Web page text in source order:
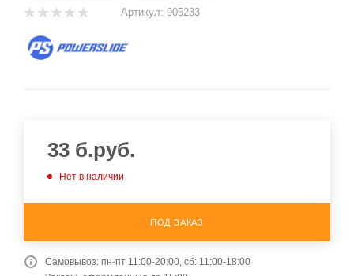
Артикул: 905233
33 б.руб.
Нет в наличии
ПОД ЗАКАЗ
Самовывоз: пн-пт 11:00-20:00, сб: 11:00-18:00